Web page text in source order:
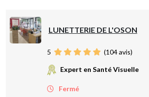
LUNETTERIE DE L'OSON
5 (104avis)
Expert en Santé Visuelle
Fermé